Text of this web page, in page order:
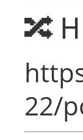
🔀
22/